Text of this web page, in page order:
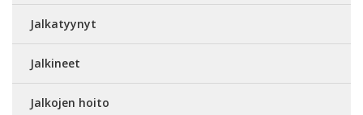
Jalkatyynyt
Jalkineet
Jalkojen hoito